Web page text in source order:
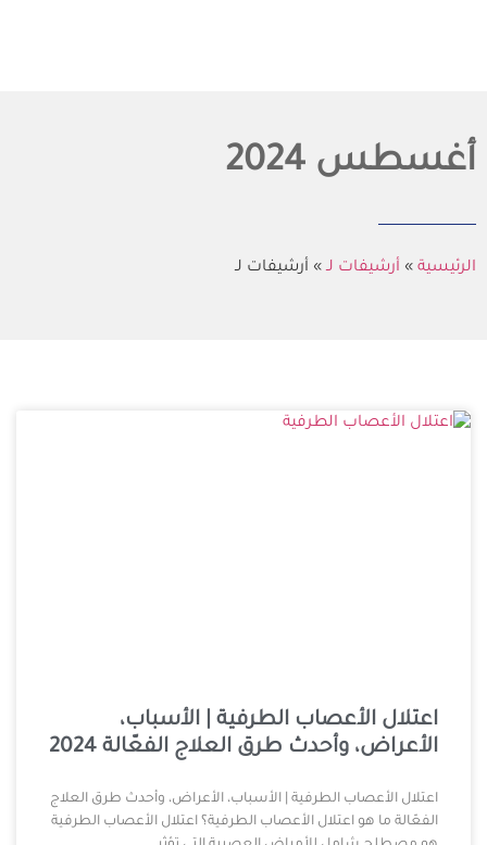
أغسطس 2024
الرئيسية » أرشيفات لـ» أرشيفات لـ
اعتلال الأعصاب الطرفية | الأسباب،
الأعراض، وأحدث طرق العلاج الفعّالة 2024
اعتلال الأعصاب الطرفية | الأسباب، الأعراض، وأحدث طرق العلاج
الفعّالة ما هو اعتلال الأعصاب الطرفية؟ اعتلال الأعصاب الطرفية